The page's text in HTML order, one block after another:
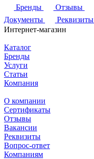
Бренды
Отзывы
Документы
Реквизиты
Интернет-магазин
Каталог
Бренды
Услуги
Статьи
Компания
О компании
Сертификаты
Отзывы
Вакансии
Реквизиты
Вопрос-ответ
Компаниям